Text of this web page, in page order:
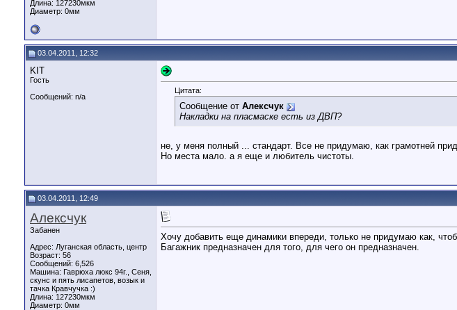
Длина: 127230мкм
Диаметр: 0мм
03.04.2011, 12:32
KIT
Гость
Сообщений: n/a
Цитата:
Сообщение от Алексчук
Накладки на пласмаске есть из ДВП?
не, у меня полный ... стандарт. Все не придумаю, как грамотней
Но места мало. а я еще и любитель чистоты.
03.04.2011, 12:49
Алексчук
Забанен
Адрес: Луганская область, центр
Возраст: 56
Сообщений: 6,526
Машина: Гаврюха люкс 94г., Сеня,
скунс и пять лисапетов, возык и
тачка Кравчучка :)
Длина: 127230мкм
Диаметр: 0мм
Хочу добавить еще динамики впереди, только не придумаю как,
Багажник предназначен для того, для чего он предназначен.